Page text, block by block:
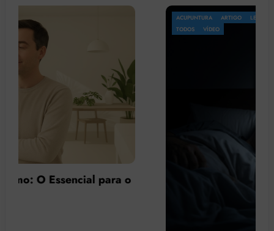
PATOLOGIA
PSICOLOGIA
TODOS